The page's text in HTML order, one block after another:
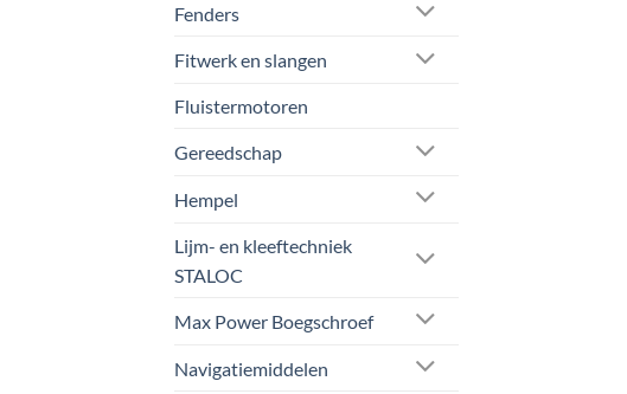
Fenders
Fitwerk en slangen
Fluistermotoren
Gereedschap
Hempel
Lijm- en kleeftechniek
STALOC
Max Power Boegschroef
Navigatiemiddelen